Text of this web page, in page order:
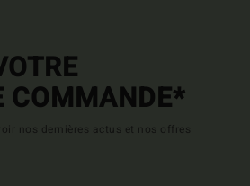
COMMANDE*
nos dernières actus et nos offres